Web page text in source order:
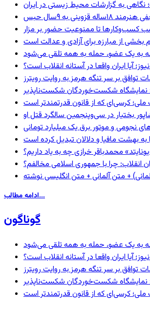
به گزارشات محیط زیستی در ایران
به ۹سال حبس
کسب‌وکارها تا ممنوعیت حضور بر مزار
بخشی از مبارزه برای آزادی و عدالت است
به یک عضو، حمله به همه تلقی می‌شود
آیا ایران واقعا در آستانه انقلاب است؟
توافق بر سر تنگه هرمز به روایت رویترز
نمایشگاه شکست‌خوردگان شکست‌ناپذیر
ملی؛ کرسی‌ای که از قانون قدرتمندتر است
بختیار در سی‌وپنجمین سالگرد قتل او
نجومی و موتور برق یک میلیارد تومانی
به بهشت مافیا و دلالان تبدیل کرده است
محمدباقر خرازی چه به یاد داریم؟
چرا با جمهوری اسلامی مخالفم؟
+ متن آلمانی + متن انگلیسی نوشته
ادامه مطالب...
گوناگون
به یک عضو، حمله به همه تلقی می‌شود
آیا ایران واقعا در آستانه انقلاب است؟
توافق بر سر تنگه هرمز به روایت رویترز
نمایشگاه شکست‌خوردگان شکست‌ناپذیر
ملی؛ کرسی‌ای که از قانون قدرتمندتر است